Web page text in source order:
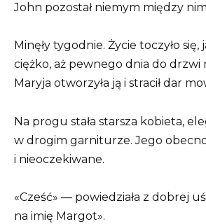
John pozostał niemym między
Minęły tygodnie. Życie toczyło się,
ciężko, aż pewnego dnia do drzwi
Maryja otworzyła ją i stracił dar
Na progu stała starsza kobieta,
w drogim garniturze. Jego
i nieoczekiwane.
«Cześć» — powiedziała z dobrej
na imię Margot».